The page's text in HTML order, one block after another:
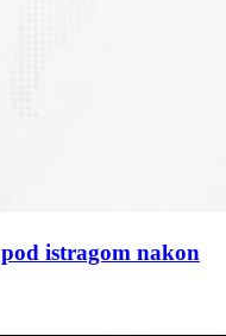
istragom nakon